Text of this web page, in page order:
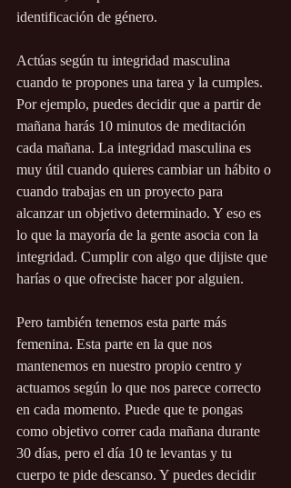
identificación de género.
Actúas según tu integridad masculina
cuando te propones una tarea y la cumples.
Por ejemplo, puedes decidir que a partir de
mañana harás 10 minutos de meditación
cada mañana. La integridad masculina es
muy útil cuando quieres cambiar un hábito o
cuando trabajas en un proyecto para
alcanzar un objetivo determinado. Y eso es
lo que la mayoría de la gente asocia con la
integridad. Cumplir con algo que dijiste que
harías o que ofreciste hacer por alguien.
Pero también tenemos esta parte más
femenina. Esta parte en la que nos
mantenemos en nuestro propio centro y
actuamos según lo que nos parece correcto
en cada momento. Puede que te pongas
como objetivo correr cada mañana durante
30 días, pero el día 10 te levantas y tu
cuerpo te pide descanso. Y puedes decidir